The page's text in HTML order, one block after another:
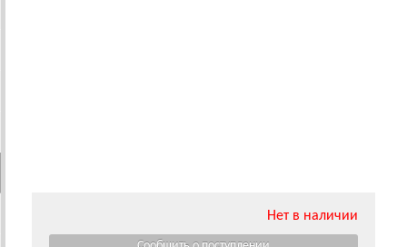
Нет в наличии